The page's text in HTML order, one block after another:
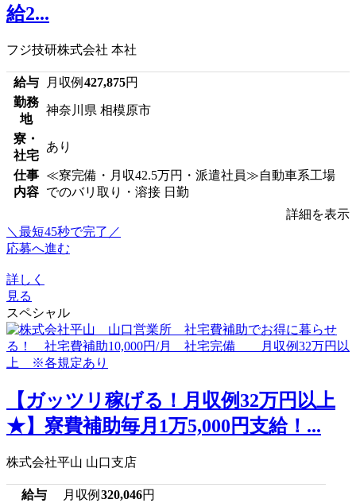
給2...
フジ技研株式会社 本社
給与 月収例 427,875円
勤務
地
神奈川県 相模原市
寮・
社宅
あり
仕事
内容
≪寮完備・月収42.5万円・派遣社員≫自動車系工場
でのバリ取り・溶接 日勤
詳細を表示
＼最短45秒で完了／
応募へ進む
詳しく
見る
スペシャル
【ガッツリ稼げる！月収例32万円以上
★】寮費補助毎月1万5,000円支給！...
株式会社平山 山口支店
給与 月収例 320,046円